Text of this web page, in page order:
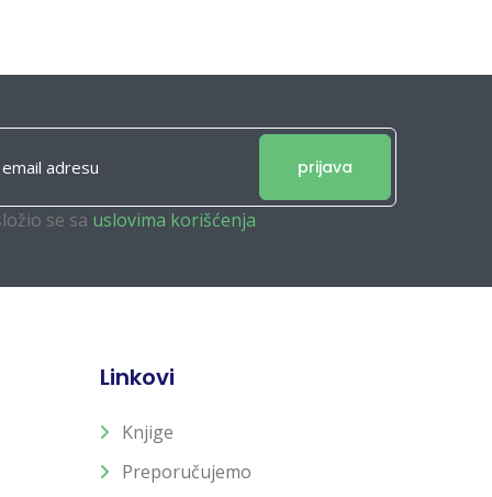
prijava
se sa uslovima korišćenja
Linkovi
Knjige
Preporučujemo